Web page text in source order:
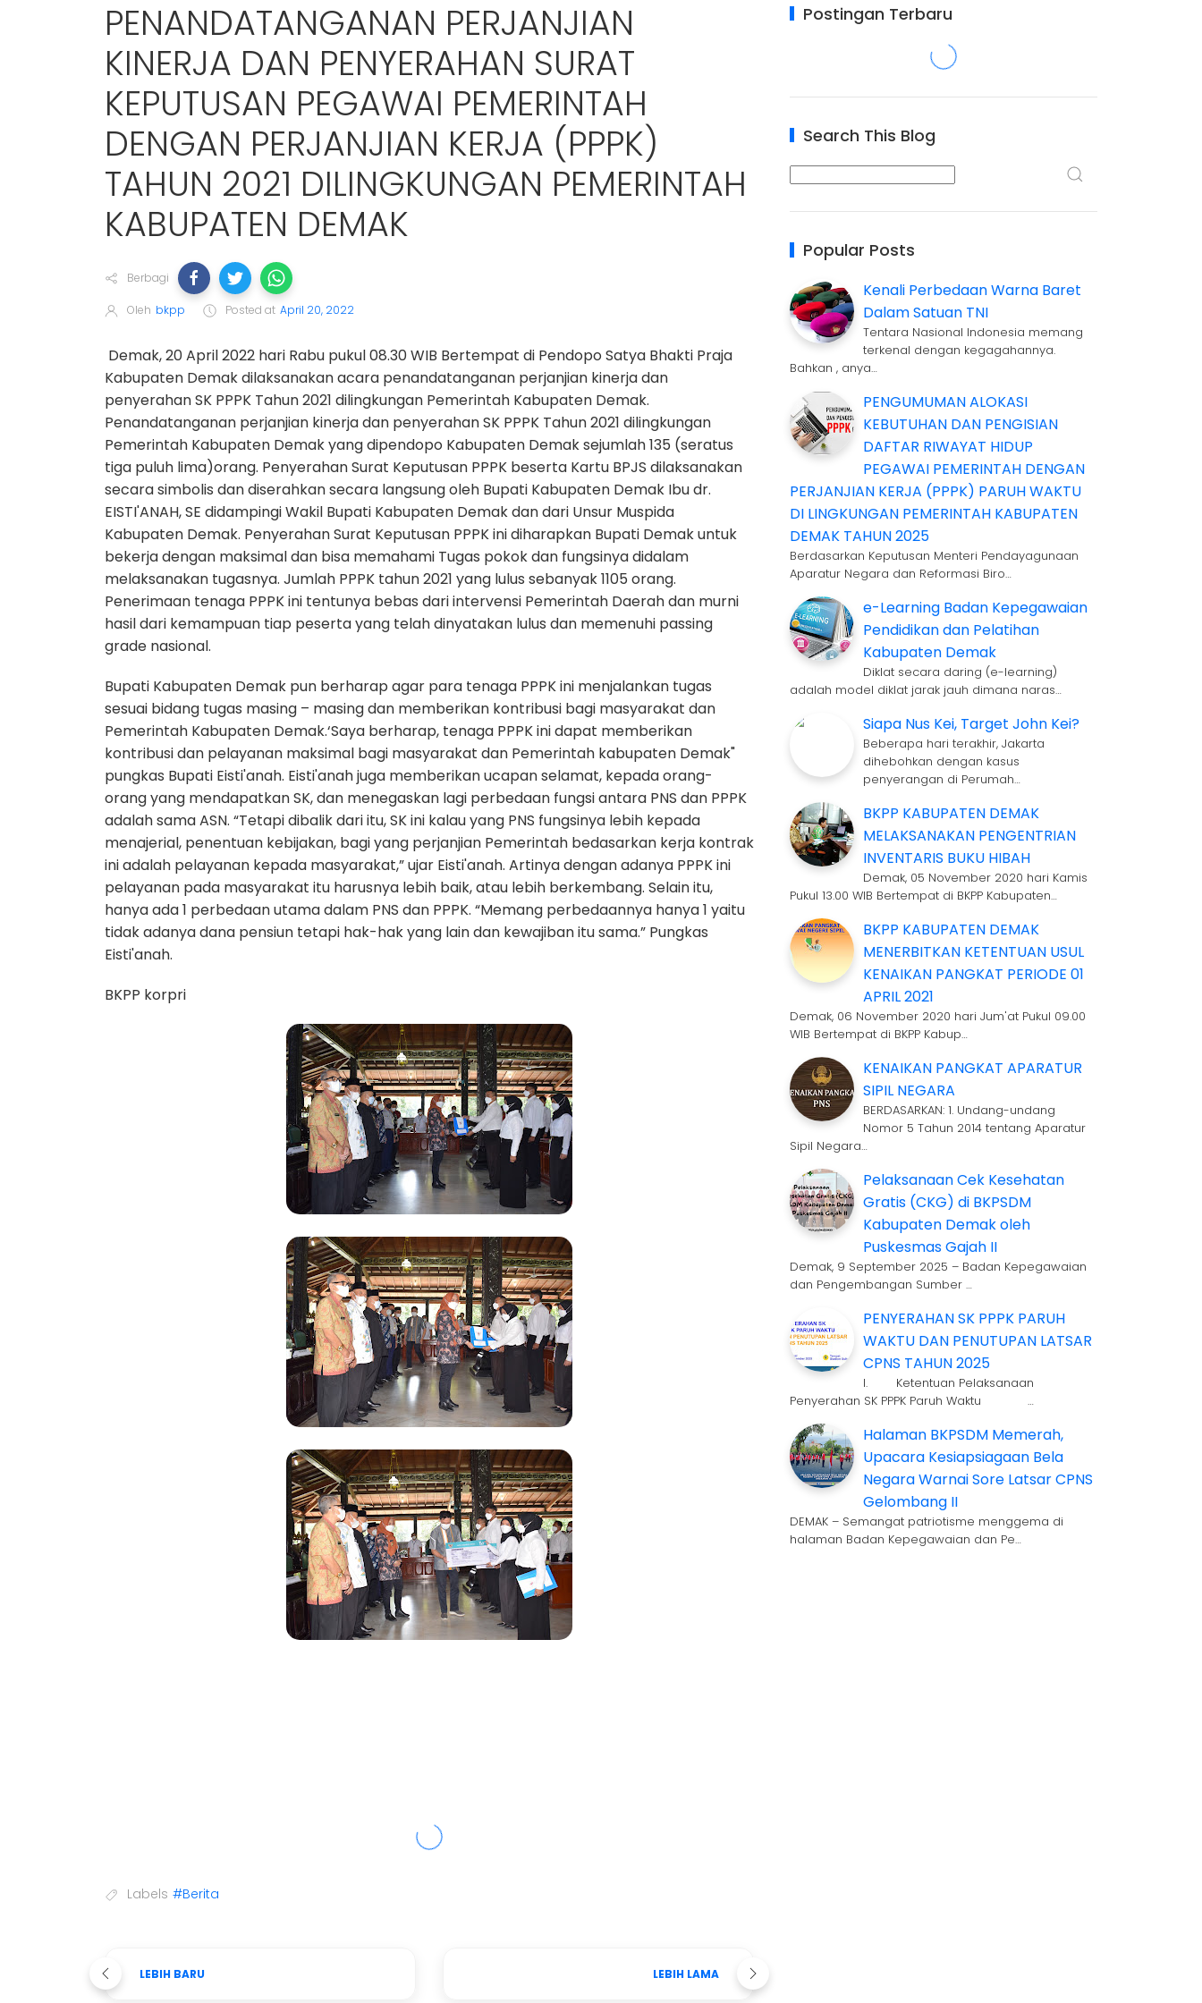
PENANDATANGANAN PERJANJIAN
KINERJA DAN PENYERAHAN SURAT
KEPUTUSAN PEGAWAI PEMERINTAH
DENGAN PERJANJIAN KERJA (PPPK)
TAHUN 2021 DILINGKUNGAN PEMERINTAH
KABUPATEN DEMAK
Berbagi
Oleh bkpp Posted at April 20, 2022
Demak, 20 April 2022 hari Rabu pukul 08.30 WIB Bertempat di Pendopo Satya Bhakti Praja
Kabupaten Demak dilaksanakan acara penandatanganan perjanjian kinerja dan
penyerahan SK PPPK Tahun 2021 dilingkungan Pemerintah Kabupaten Demak.
Penandatanganan perjanjian kinerja dan penyerahan SK PPPK Tahun 2021 dilingkungan
Pemerintah Kabupaten Demak yang dipendopo Kabupaten Demak sejumlah 135 (seratus
tiga puluh lima)orang. Penyerahan Surat Keputusan PPPK beserta Kartu BPJS dilaksanakan
secara simbolis dan diserahkan secara langsung oleh Bupati Kabupaten Demak Ibu dr.
EISTI'ANAH, SE didampingi Wakil Bupati Kabupaten Demak dan dari Unsur Muspida
Kabupaten Demak. Penyerahan Surat Keputusan PPPK ini diharapkan Bupati Demak untuk
bekerja dengan maksimal dan bisa memahami Tugas pokok dan fungsinya didalam
melaksanakan tugasnya. Jumlah PPPK tahun 2021 yang lulus sebanyak 1105 orang.
Penerimaan tenaga PPPK ini tentunya bebas dari intervensi Pemerintah Daerah dan murni
hasil dari kemampuan tiap peserta yang telah dinyatakan lulus dan memenuhi passing
grade nasional.
Bupati Kabupaten Demak pun berharap agar para tenaga PPPK ini menjalankan tugas
sesuai bidang tugas masing – masing dan memberikan kontribusi bagi masyarakat dan
Pemerintah Kabupaten Demak.‘Saya berharap, tenaga PPPK ini dapat memberikan
kontribusi dan pelayanan maksimal bagi masyarakat dan Pemerintah kabupaten Demak"
pungkas Bupati Eisti'anah. Eisti'anah juga memberikan ucapan selamat, kepada orang-
orang yang mendapatkan SK, dan menegaskan lagi perbedaan fungsi antara PNS dan PPPK
adalah sama ASN. “Tetapi dibalik dari itu, SK ini kalau yang PNS fungsinya lebih kepada
menajerial, penentuan kebijakan, bagi yang perjanjian Pemerintah bedasarkan kerja kontrak
ini adalah pelayanan kepada masyarakat,” ujar Eisti'anah. Artinya dengan adanya PPPK ini
pelayanan pada masyarakat itu harusnya lebih baik, atau lebih berkembang. Selain itu,
hanya ada 1 perbedaan utama dalam PNS dan PPPK. “Memang perbedaannya hanya 1 yaitu
tidak adanya dana pensiun tetapi hak-hak yang lain dan kewajiban itu sama.” Pungkas
Eisti'anah.
BKPP korpri
Labels #Berita
LEBIH BARU LEBIH LAMA
Postingan Terbaru
Search This Blog
Popular Posts
Kenali Perbedaan Warna Baret
Dalam Satuan TNI
Tentara Nasional Indonesia memang
terkenal dengan kegagahannya.
Bahkan , anya…
PENGUMUMAN ALOKASI
KEBUTUHAN DAN PENGISIAN
DAFTAR RIWAYAT HIDUP
PEGAWAI PEMERINTAH DENGAN
PERJANJIAN KERJA (PPPK) PARUH WAKTU
DI LINGKUNGAN PEMERINTAH KABUPATEN
DEMAK TAHUN 2025
Berdasarkan Keputusan Menteri Pendayagunaan
Aparatur Negara dan Reformasi Biro…
e-Learning Badan Kepegawaian
Pendidikan dan Pelatihan
Kabupaten Demak
Diklat secara daring (e-learning)
adalah model diklat jarak jauh dimana naras…
Siapa Nus Kei, Target John Kei?
Beberapa hari terakhir, Jakarta
dihebohkan dengan kasus
penyerangan di Perumah…
BKPP KABUPATEN DEMAK
MELAKSANAKAN PENGENTRIAN
INVENTARIS BUKU HIBAH
Demak, 05 November 2020 hari Kamis
Pukul 13.00 WIB Bertempat di BKPP Kabupaten…
BKPP KABUPATEN DEMAK
MENERBITKAN KETENTUAN USUL
KENAIKAN PANGKAT PERIODE 01
APRIL 2021
Demak, 06 November 2020 hari Jum'at Pukul 09.00
WIB Bertempat di BKPP Kabup…
KENAIKAN PANGKAT APARATUR
SIPIL NEGARA
BERDASARKAN: 1. Undang-undang
Nomor 5 Tahun 2014 tentang Aparatur
Sipil Negara…
Pelaksanaan Cek Kesehatan
Gratis (CKG) di BKPSDM
Kabupaten Demak oleh
Puskesmas Gajah II
Demak, 9 September 2025 – Badan Kepegawaian
dan Pengembangan Sumber …
PENYERAHAN SK PPPK PARUH
WAKTU DAN PENUTUPAN LATSAR
CPNS TAHUN 2025
I. Ketentuan Pelaksanaan
Penyerahan SK PPPK Paruh Waktu …
Halaman BKPSDM Memerah,
Upacara Kesiapsiagaan Bela
Negara Warnai Sore Latsar CPNS
Gelombang II
DEMAK – Semangat patriotisme menggema di
halaman Badan Kepegawaian dan Pe…